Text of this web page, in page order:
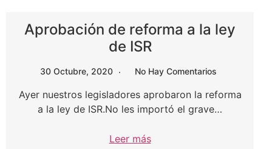
Aprobación de reforma a la ley
de ISR
30 Octubre, 2020 No Hay Comentarios
Ayer nuestros legisladores aprobaron la reforma
a la ley de ISR.No les importó el grave…
Leer más